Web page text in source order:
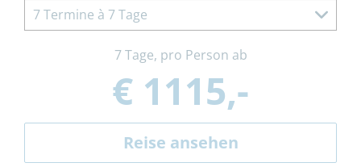
7 Termine à 7 Tage
7 Tage, pro Person ab
€ 1115,-
Reise ansehen